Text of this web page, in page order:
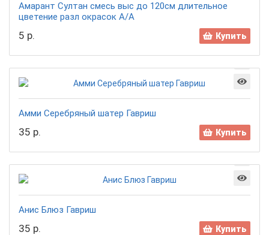
Амарант Султан смесь выс до 120см длительное
цветение разл окрасок А/А
5 р. Купить
Амми Серебряный шатер Гавриш
35 р. Купить
Анис Блюз Гавриш
35 р. Купить